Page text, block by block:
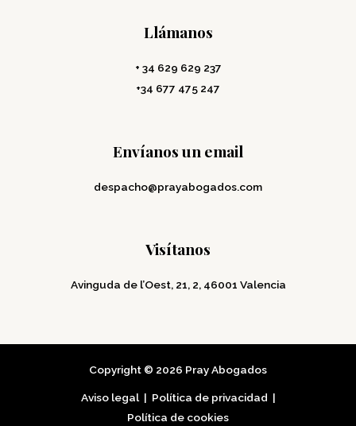
Llámanos
+ 34 629 629 237
+34 677 475 247
Envíanos un email
despacho@prayabogados.com
Visítanos
Avinguda de l’Oest, 21, 2, 46001 Valencia
Copyright © 2026 Pray Abogados
Aviso legal | Política de privacidad |
Política de cookies